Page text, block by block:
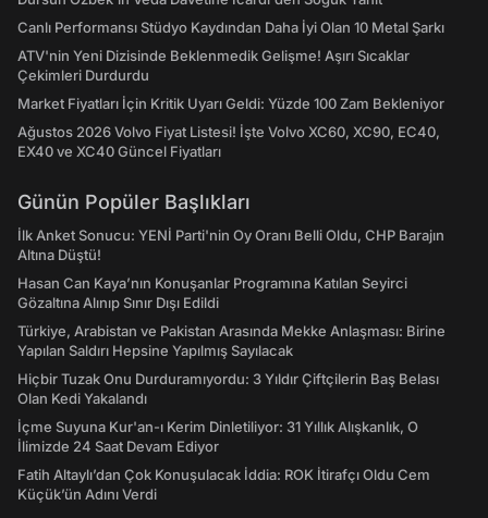
Canlı Performansı Stüdyo Kaydından Daha İyi Olan 10 Metal Şarkı
ATV'nin Yeni Dizisinde Beklenmedik Gelişme! Aşırı Sıcaklar
Çekimleri Durdurdu
Market Fiyatları İçin Kritik Uyarı Geldi: Yüzde 100 Zam Bekleniyor
Ağustos 2026 Volvo Fiyat Listesi! İşte Volvo XC60, XC90, EC40,
EX40 ve XC40 Güncel Fiyatları
Günün Popüler Başlıkları
İlk Anket Sonucu: YENİ Parti'nin Oy Oranı Belli Oldu, CHP Barajın
Altına Düştü!
Hasan Can Kaya’nın Konuşanlar Programına Katılan Seyirci
Gözaltına Alınıp Sınır Dışı Edildi
Türkiye, Arabistan ve Pakistan Arasında Mekke Anlaşması: Birine
Yapılan Saldırı Hepsine Yapılmış Sayılacak
Hiçbir Tuzak Onu Durduramıyordu: 3 Yıldır Çiftçilerin Baş Belası
Olan Kedi Yakalandı
İçme Suyuna Kur'an-ı Kerim Dinletiliyor: 31 Yıllık Alışkanlık, O
İlimizde 24 Saat Devam Ediyor
Fatih Altaylı’dan Çok Konuşulacak İddia: ROK İtirafçı Oldu Cem
Küçük’ün Adını Verdi